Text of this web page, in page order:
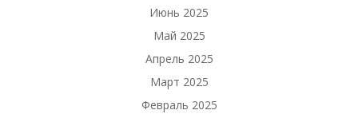
Июнь 2025
Май 2025
Апрель 2025
Март 2025
Февраль 2025